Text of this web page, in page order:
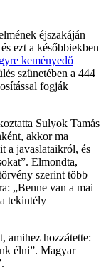
éjszakáján
ezt a későbbiekben
keményedő
szünetében a 444
fogják
Sulyok Tamás
akkor ma
a javaslataikról, és
Elmondta,
szerint több
„Benne van a mai
tekintély
amihez hozzátette:
élni”. Magyar